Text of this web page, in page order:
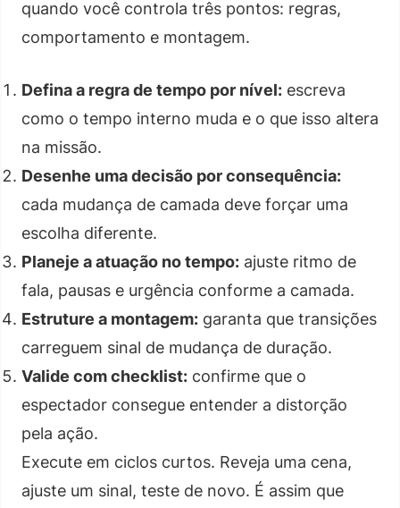
quando você controla três pontos: regras,
comportamento e montagem.
Defina a regra de tempo por nível: escreva
como o tempo interno muda e o que isso altera
na missão.
Desenhe uma decisão por consequência:
cada mudança de camada deve forçar uma
escolha diferente.
Planeje a atuação no tempo: ajuste ritmo de
fala, pausas e urgência conforme a camada.
Estruture a montagem: garanta que transições
carreguem sinal de mudança de duração.
Valide com checklist: confirme que o
espectador consegue entender a distorção
pela ação.
Execute em ciclos curtos. Reveja uma cena,
ajuste um sinal, teste de novo. É assim que